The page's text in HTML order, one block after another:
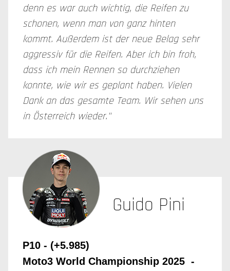
denn es war auch wichtig, die Reifen zu
schonen, wenn man von ganz hinten
kommt. Außerdem ist der neue Belag sehr
aggressiv für die Reifen. Aber ich bin froh,
dass ich mein Rennen so durchziehen
konnte, wie wir es geplant haben. Vielen
Dank an das gesamte Team. Wir sehen uns
in Österreich wieder."
Guido Pini
P10 - (+5.985)
Moto3 World Championship 2025 -